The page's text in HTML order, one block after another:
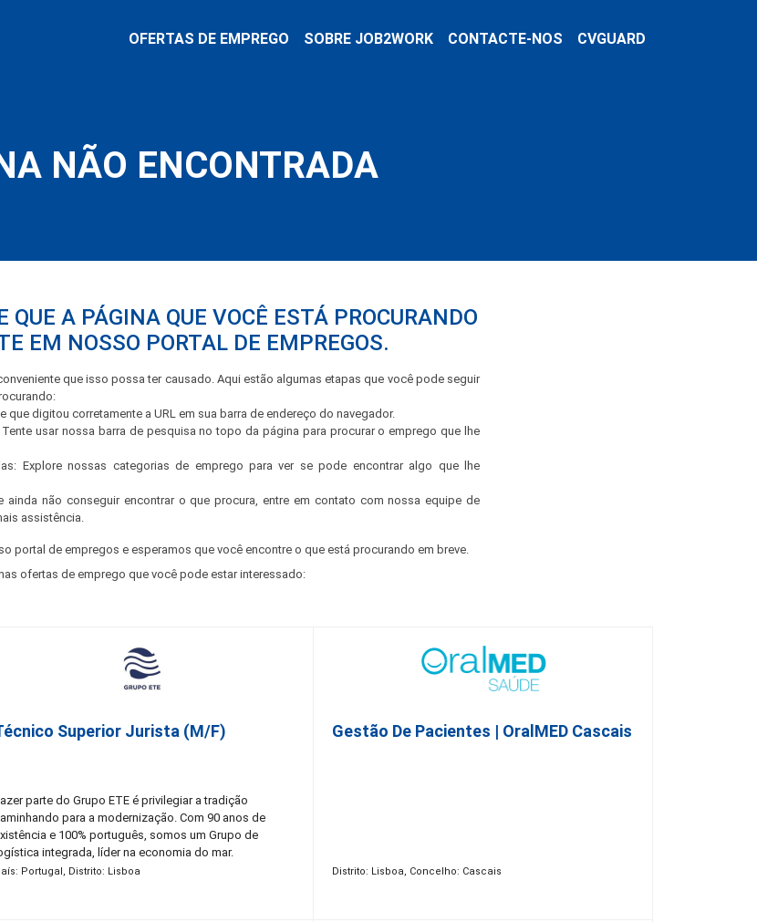
OFERTAS DE EMPREGO SOBRE JOB2WORK CONTACTE-NOS CVGUARD
NÃO ENCONTRADA
QUE A PÁGINA QUE VOCÊ ESTÁ PROCURANDO
EM NOSSO PORTAL DE EMPREGOS.
que isso possa ter causado. Aqui estão algumas etapas que você pode seguir
que digitou corretamente a URL em sua barra de endereço do navegador.
usar nossa barra de pesquisa no topo da página para procurar o emprego que lhe
Explore nossas categorias de emprego para ver se pode encontrar algo que lhe
ainda não conseguir encontrar o que procura, entre em contato com nossa equipe de
assistência.
portal de empregos e esperamos que você encontre o que está procurando em breve.
ofertas de emprego que você pode estar interessado:
Superior Jurista (m/f)
parte do Grupo ETE é privilegiar a tradição
para a modernização. Com 90 anos de
e 100% português, somos um Grupo de
integrada, líder na economia do mar.
por mais de 50 empresas, com presença
Portugal, Distrito: Lisboa
Gestão De Pacientes | OralMED Cascais
Distrito: Lisboa, Concelho: Cascais